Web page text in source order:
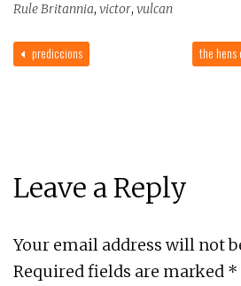
Rule Britannia, victor, vulcan
the hens
prediccions
Leave a Reply
Your email address will not
Required fields are marked *